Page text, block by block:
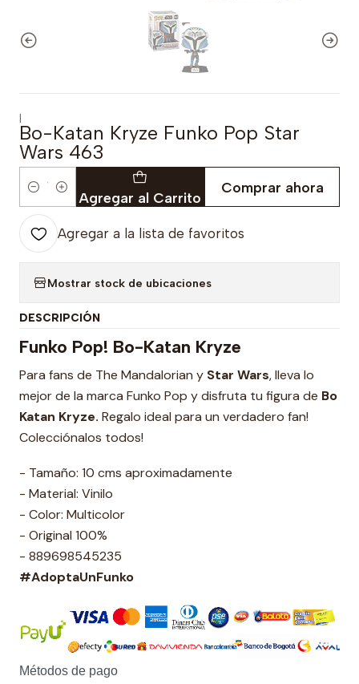
|
Bo-Katan Kryze Funko Pop Star
Wars 463
Cantidad Agregar al Carrito
Comprar ahora
Agregar a la lista de favoritos
Mostrar stock de ubicaciones
DESCRIPCIÓN
Funko Pop! Bo-Katan Kryze
Para fans de The Mandalorian y Star Wars, lleva lo
mejor de la marca Funko Pop y disfruta tu figura de Bo
Katan Kryze. Regalo ideal para un verdadero fan!
Colecciónalos todos!
- Tamaño: 10 cms aproximadamente
- Material: Vinilo
- Color: Multicolor
- Original 100%
- 889698545235
#AdoptaUnFunko
Métodos de pago